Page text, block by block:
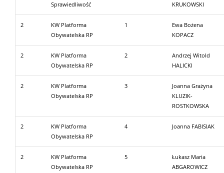
Sprawiedliwość
KRUKOWSKI
2
KW Platforma
Obywatelska RP
1
Ewa Bożena
KOPACZ
2
KW Platforma
Obywatelska RP
2
Andrzej Witold
HALICKI
2
KW Platforma
Obywatelska RP
3
Joanna Grażyna
KLUZIK-
ROSTKOWSKA
2
KW Platforma
Obywatelska RP
4 Joanna FABISIAK
2
KW Platforma
Obywatelska RP
5
Łukasz Maria
ABGAROWICZ